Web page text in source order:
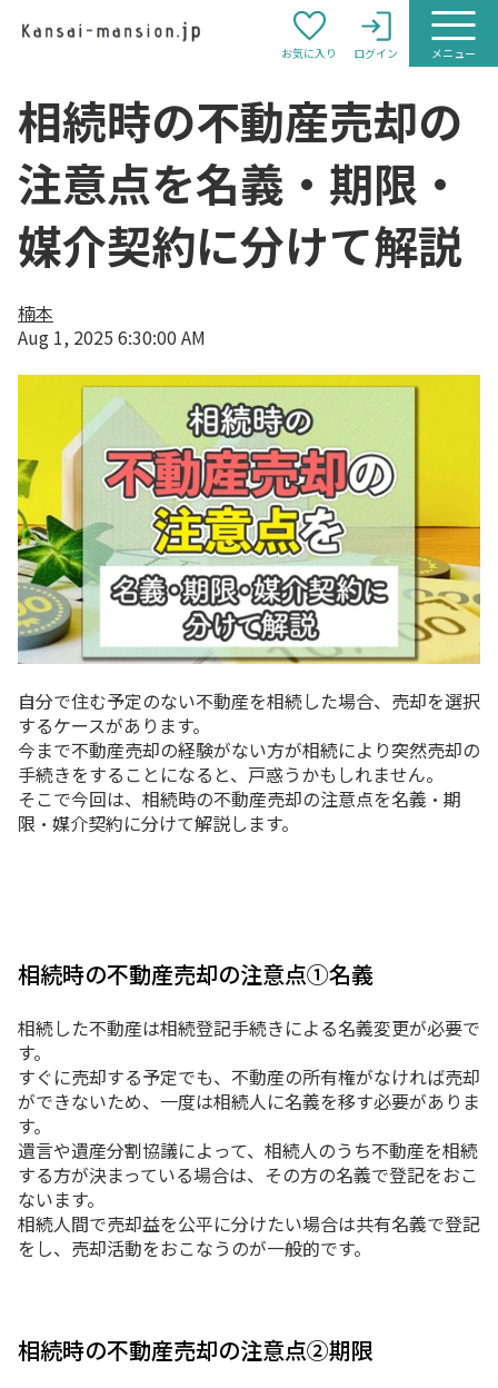
お気に入り ログイン メニュー
相続時の不動産売却の
注意点を名義・期限・
媒介契約に分けて解説
楠本
Aug 1, 2025 6:30:00 AM
自分で住む予定のない不動産を相続した場合、売却を選択
するケースがあります。
今まで不動産売却の経験がない方が相続により突然売却の
手続きをすることになると、戸惑うかもしれません。
そこで今回は、相続時の不動産売却の注意点を名義・期
限・媒介契約に分けて解説します。
相続時の不動産売却の注意点①名義
相続した不動産は相続登記手続きによる名義変更が必要で
す。
すぐに売却する予定でも、不動産の所有権がなければ売却
ができないため、一度は相続人に名義を移す必要がありま
す。
遺言や遺産分割協議によって、相続人のうち不動産を相続
する方が決まっている場合は、その方の名義で登記をおこ
ないます。
相続人間で売却益を公平に分けたい場合は共有名義で登記
をし、売却活動をおこなうのが一般的です。
相続時の不動産売却の注意点②期限